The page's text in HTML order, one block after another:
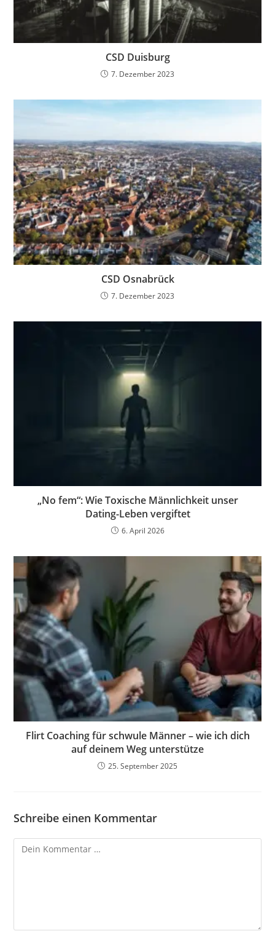
CSD Duisburg
7. Dezember 2023
CSD Osnabrück
7. Dezember 2023
„No fem“: Wie Toxische Männlichkeit unser
Dating-Leben vergiftet
6. April 2026
Flirt Coaching für schwule Männer – wie ich dich
auf deinem Weg unterstütze
25. September 2025
Schreibe einen Kommentar
Kommentar